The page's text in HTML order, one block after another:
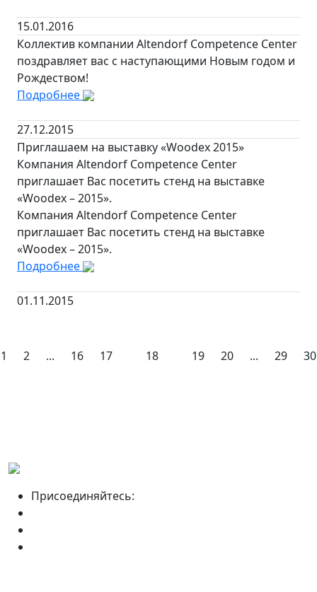
15.01.2016
Коллектив компании Altendorf Competence Center
поздравляет вас с наступающими Новым годом и
Рождеством!
Подробнее
27.12.2015
Приглашаем на выставку «Woodex 2015»
Компания Altendorf Competence Center
приглашает Вас посетить стенд на выставке
«Woodex – 2015».
Компания Altendorf Competence Center
приглашает Вас посетить стенд на выставке
«Woodex – 2015».
Подробнее
01.11.2015
1 2 ... 16 17 18 19 20 ... 29 30
Присоединяйтесь: